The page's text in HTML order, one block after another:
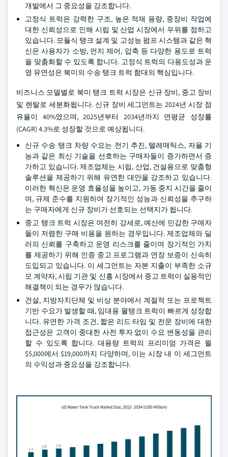
개발에서 그 중요성을 강조합니다.
고정식 트럭은 강력한 구조, 높은 적재 용량, 중장비 작업에
대한 신뢰성으로 인해 시립 및 산업 시장에서 우위를 점하고
있습니다. 모듈식 탱크 설계 및 고성능 펌프 시스템과 같은 혁
신은 사용자가 소방, 먼지 제어, 압축 등 다양한 용도로 트럭
을 맞춤화할 수 있도록 합니다. 고정식 트럭의 다용도성과 운
영 유연성은 북미의 수송 탱크 트럭 함대의 핵심입니다.
비즈니스 모델별로 북미 탱크 트럭 시장은 신규 장비, 중고 장비
및 렌탈로 세분화됩니다. 신규 장비 세그먼트는 2024년 시장 점
유율이 40%였으며, 2025년부터 2034년까지 연평균 성장률
(CAGR) 4.3%로 성장할 것으로 예상됩니다.
신규 수송 탱크 차량 수요는 전기 추진, 텔레매틱스, 자율 기
능과 같은 최신 기술을 선호하는 구매자들이 증가하면서 증
가하고 있습니다. 제조업체는 시립, 산업, 건설용으로 맞춤형
솔루션을 제공하기 위해 유연한 대안을 강조하고 있습니다.
이러한 혁신은 운영 효율성을 높이고, 가동 중지 시간을 줄이
며, 규제 준수를 지원하여 장기적인 성능과 신뢰성을 추구하
는 구매자에게 신규 장비가 선호되는 선택지가 됩니다.
중고 탱크 트럭 시장은 여전히 강세로, 예산에 민감한 구매자
들이 저렴한 구매 비용을 원하는 경우입니다. 제조업체와 딜
러의 신뢰를 구축하고 운영 리스크를 줄이며 장기적인 가치
를 제공하기 위해 인증 중고 프로그램과 연장 보증이 신속히
도입되고 있습니다. 이 세그먼트는 자본 지출이 부족한 소규
모 계약자, 시립 기관 및 신흥 시장에서 중고 트럭이 실용적인
해결책이 되는 경우가 많습니다.
건설, 지방자치단체 및 비상 분야에서 계절적 또는 프로젝트
기반 수요가 발생할 때, 임대용 물탱크 트럭이 빠르게 성장합
니다. 유연한 가격 조건, 짧은 리드 타임 및 전문 장비에 대한
접근성은 고객이 중대한 사전 투자 없이 수요 변동성을 관리
할 수 있도록 합니다. 대용량 트럭의 프리미엄 가격은 월
$5,000에서 $19,000까지 다양하며, 이는 시장 내 이 세그먼트
의 수익성과 중요성을 강조합니다.